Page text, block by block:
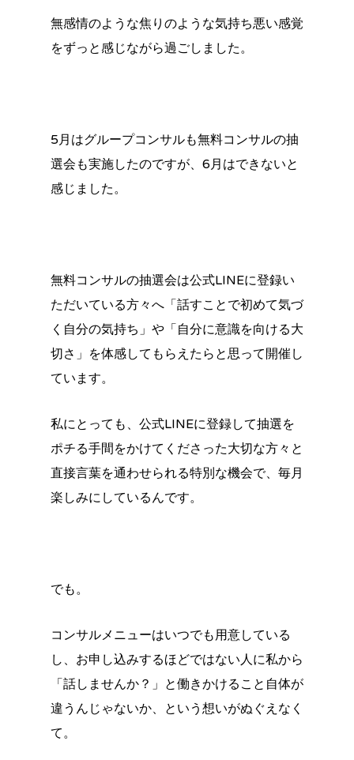
無感情のような焦りのような気持ち悪い感覚
をずっと感じながら過ごしました。
5月はグループコンサルも無料コンサルの抽
選会も実施したのですが、6月はできないと
感じました。
無料コンサルの抽選会は公式LINEに登録い
ただいている方々へ「話すことで初めて気づ
く自分の気持ち」や「自分に意識を向ける大
切さ」を体感してもらえたらと思って開催し
ています。
私にとっても、公式LINEに登録して抽選を
ポチる手間をかけてくださった大切な方々と
直接言葉を通わせられる特別な機会で、毎月
楽しみにしているんです。
でも。
コンサルメニューはいつでも用意している
し、お申し込みするほどではない人に私から
「話しませんか？」と働きかけること自体が
違うんじゃないか、という想いがぬぐえなく
て。